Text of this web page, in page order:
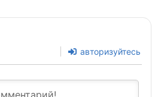
авторизуйтесь